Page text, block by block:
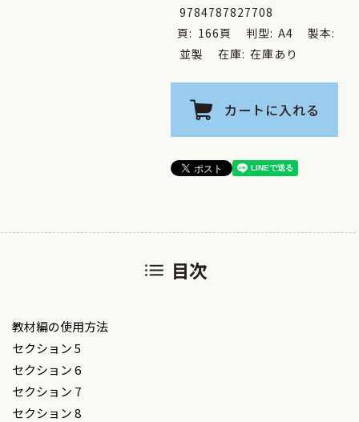
9784787827708
頁: 166頁 判型: A4
製本:
並製
在庫: 在庫あり
カートに入れる
目次
教材編の使用方法
セクション 5
セクション 6
セクション 7
セクション 8